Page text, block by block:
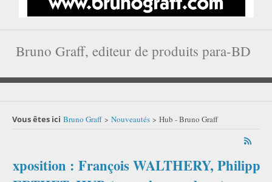
Bruno Graff, editeur de produits para-BD
Vous êtes ici Bruno Graff > Nouveautés > Hub - Bruno Graff
Exposition : François WALTHERY, Philippe